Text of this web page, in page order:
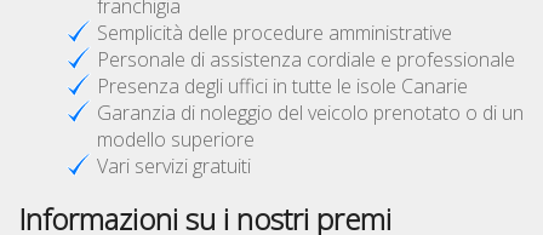
franchigia
Semplicità delle procedure amministrative
Personale di assistenza cordiale e professionale
Presenza degli uffici in tutte le isole Canarie
Garanzia di noleggio del veicolo prenotato o di un
modello superiore
Vari servizi gratuiti
Informazioni su i nostri premi